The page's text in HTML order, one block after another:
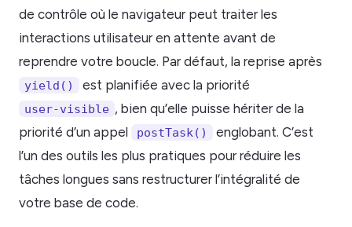
de contrôle où le navigateur peut traiter les
interactions utilisateur en attente avant de
reprendre votre boucle. Par défaut, la reprise après
yield() est planifiée avec la priorité
user-visible , bien qu’elle puisse hériter de la
priorité d’un appel
postTask()
englobant. C’est
l’un des outils les plus pratiques pour réduire les
tâches longues sans restructurer l’intégralité de
votre base de code.